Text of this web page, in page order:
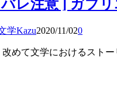
バレ注意 ] ガブ
学Kazu2020/11/020
めて文学におけるストー